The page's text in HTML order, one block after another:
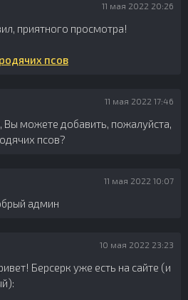
11 мая 2022 20:26
приятного просмотра!
псов
11 мая 2022 17:46
Вы можете добавить, пожалуйста,
псов?
11 мая 2022 10:07
админ
10 мая 2022 23:23
Берсерк уже есть на сайте (и